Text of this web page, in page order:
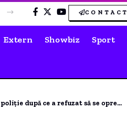
CONTACT
Extern Showbiz Sport
să se oprească la un control de rutină.